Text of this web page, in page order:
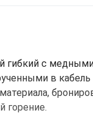
гибкий с
в
горение.